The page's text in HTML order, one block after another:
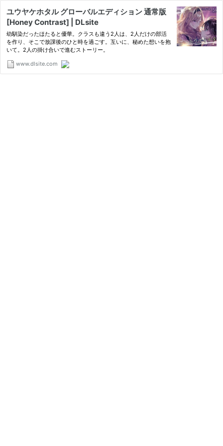
ユウヤケホタル グローバルエディション 通常版
[Honey Contrast] | DLsite
幼馴染だったほたると優華。クラスも違う2人は、2人だけの部活
を作り、そこで放課後のひと時を過ごす。互いに、秘めた想いを抱
いて。2人の掛け合いで進むストーリー。
www.dlsite.com